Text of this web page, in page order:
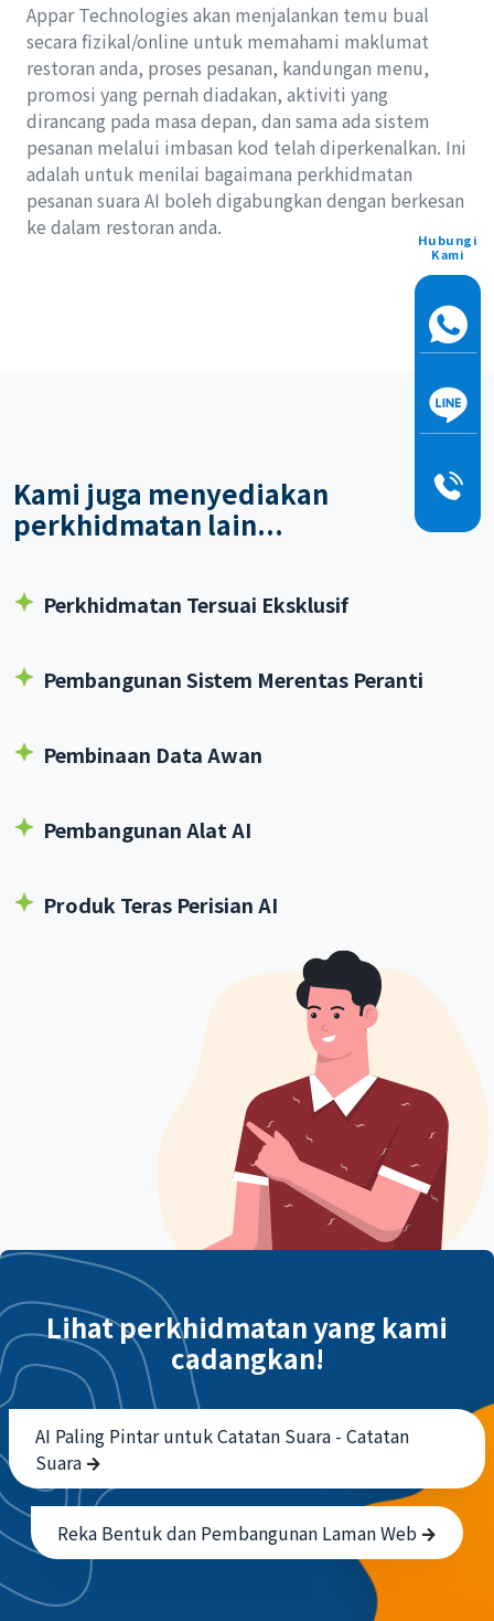
Appar Technologies akan menjalankan temu bual
secara fizikal/online untuk memahami maklumat
restoran anda, proses pesanan, kandungan menu,
promosi yang pernah diadakan, aktiviti yang
dirancang pada masa depan, dan sama ada sistem
pesanan melalui imbasan kod telah diperkenalkan. Ini
adalah untuk menilai bagaimana perkhidmatan
pesanan suara AI boleh digabungkan dengan berkesan
ke dalam restoran anda.
Kami juga menyediakan
perkhidmatan lain...
Perkhidmatan Tersuai Eksklusif
Pembangunan Sistem Merentas Peranti
Pembinaan Data Awan
Pembangunan Alat AI
Produk Teras Perisian AI
Lihat perkhidmatan yang kami
cadangkan!
AI Paling Pintar untuk Catatan Suara - Catatan
Suara
Reka Bentuk dan Pembangunan Laman Web
Hubungi
Kami